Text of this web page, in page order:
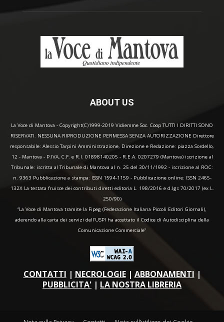
ABOUT US
La Voce di Mantova - Copyright(C)1999-2019 Vidiemme Soc. Coop TUTTI I DIRITTI SONO
RISERVATI. NESSUNA RIPRODUZIONE PERMESSA SENZA AUTORIZZAZIONE Direttore
responsabile: Alessio Tarpini Amministrazione, Direzione e Redazione: piazza Sordello,
12 - Mantova - P.IVA, C.F. e R.I. 01898140205 - R.E.A. 0207279 (Mantova) iscrizione al
Tribunale: iscritta al Tribunale di Mantova al n. 25 del 30/11/1992 - iscrizione al ROC:
n. 9363 Pubblicazione a stampa: ISSN 1594-1159 - Pubblicazione online: ISSN 2465-
132X La testata fruisce dei contributi diretti editoria L. 198/2016 e d.lgs 70/2017 (ex L.
250/90)
“La Voce di Mantova tramite la Fipeg (Federazione Italiana Piccoli Editori Giornali),
aderendo alla carta dei servizi dell'USPI ha accettato il Codice di Autodisciplina della
Comunicazione Commerciale"
CONTATTI | NECROLOGIE| ABBONAMENTI |
PUBBLICITA' | LA NOSTRA LIBRERIA